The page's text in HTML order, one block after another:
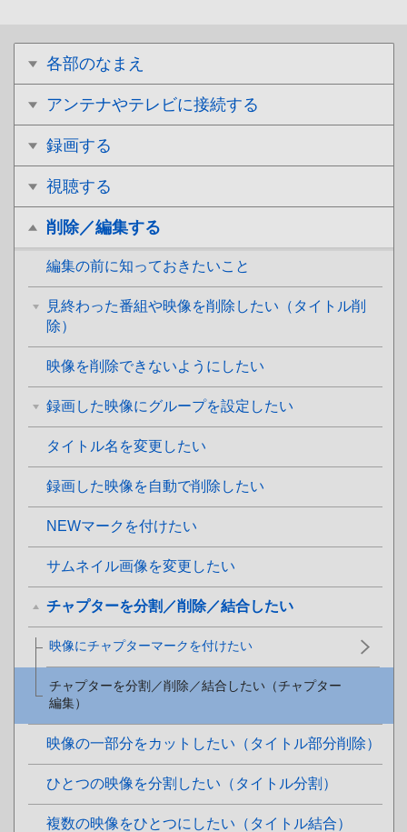
各部のなまえ
アンテナやテレビに接続する
録画する
視聴する
削除／編集する
編集の前に知っておきたいこと
見終わった番組や映像を削除したい（タイトル削
除）
映像を削除できないようにしたい
録画した映像にグループを設定したい
タイトル名を変更したい
録画した映像を自動で削除したい
NEWマークを付けたい
サムネイル画像を変更したい
チャプターを分割／削除／結合したい
映像にチャプターマークを付けたい
チャプターを分割／削除／結合したい（チャプター
編集）
映像の一部分をカットしたい（タイトル部分削除）
ひとつの映像を分割したい（タイトル分割）
複数の映像をひとつにしたい（タイトル結合）